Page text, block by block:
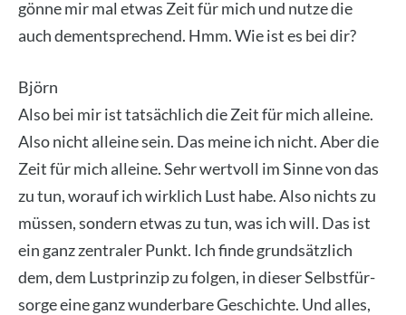
gön­ne mir mal etwas Zeit für mich und nut­ze die
auch dem­entspre­chend. Hmm. Wie ist es bei dir?
Björn
Also bei mir ist tat­säch­lich die Zeit für mich allei­ne.
Also nicht allei­ne sein. Das mei­ne ich nicht. Aber die
Zeit für mich allei­ne. Sehr wert­voll im Sin­ne von das
zu tun, wor­auf ich wirk­lich Lust habe. Also nichts zu
müs­sen, son­dern etwas zu tun, was ich will. Das ist
ein ganz zen­tra­ler Punkt. Ich fin­de grund­sätz­lich
dem, dem Lust­prin­zip zu fol­gen, in die­ser Selbst­für­
sor­ge eine ganz wun­der­ba­re Geschich­te. Und alles,